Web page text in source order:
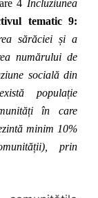
4 Incluziunea
tematic 9:
sărăciei și a
numărului de
socială din
populație
în care
minim 10%
prin